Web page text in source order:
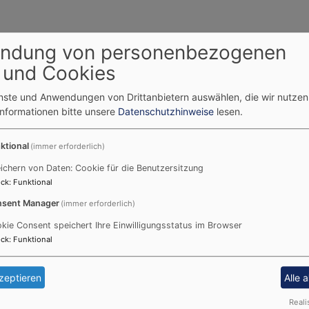
Kirchengemeinde wird über den neu gebildeten
und verantwortet. Der Jugendausschuss, bestehend
leitende Gremium. Dem Mitarbeiterkreis gehören alle
an.
Eine Konzeption wurde entwickelt, die
für Ex-Konfis (Termine siehe unten), der Jugendtreff
Konfirmanden.
Veranstaltungen statt, die der MAK für sich selbst
Fortbildungsveranstaltungen.
von personenbezogenen
Cookies
und Anwendungen von Drittanbietern auswählen, die wir
bitte unsere Datenschutzhinweise lesen.
(immer erforderlich)
von Daten: Cookie für die Benutzersitzung
: Funktional
Manager (immer erforderlich)
Consent speichert Ihre Einwilligungsstatus im Browser
: Funktional
Alle